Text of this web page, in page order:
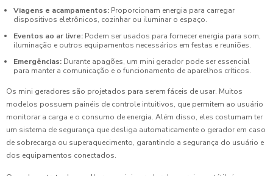
Viagens e acampamentos: Proporcionam energia para carregar
dispositivos eletrônicos, cozinhar ou iluminar o espaço.
Eventos ao ar livre: Podem ser usados para fornecer energia para som,
iluminação e outros equipamentos necessários em festas e reuniões.
Emergências: Durante apagões, um mini gerador pode ser essencial
para manter a comunicação e o funcionamento de aparelhos críticos.
Os mini geradores são projetados para serem fáceis de usar. Muitos
modelos possuem painéis de controle intuitivos, que permitem ao usuário
monitorar a carga e o consumo de energia. Além disso, eles costumam ter
um sistema de segurança que desliga automaticamente o gerador em caso
de sobrecarga ou superaquecimento, garantindo a segurança do usuário e
dos equipamentos conectados.